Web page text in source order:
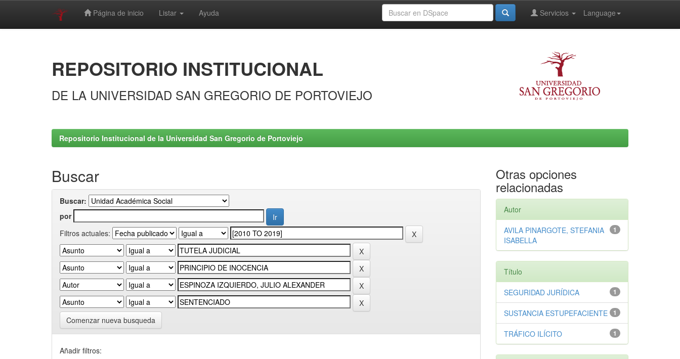
Página de inicio Listar Ayuda Language
Servicios
REPOSITORIO INSTITUCIONAL
DE LA UNIVERSIDAD SAN GREGORIO DE PORTOVIEJO
Repositorio Institucional de la Universidad San Gregorio de Portoviejo
Buscar
Buscar:
por
Filtros actuales:
Comenzar nueva busqueda
Añadir filtros:
Otras opciones
relacionadas
Autor
1
AVILA PINARGOTE, STEFANIA
ISABELLA
Título
1
SEGURIDAD JURÍDICA
1
SUSTANCIA ESTUPEFACIENTE
1
TRÁFICO ILÍCITO